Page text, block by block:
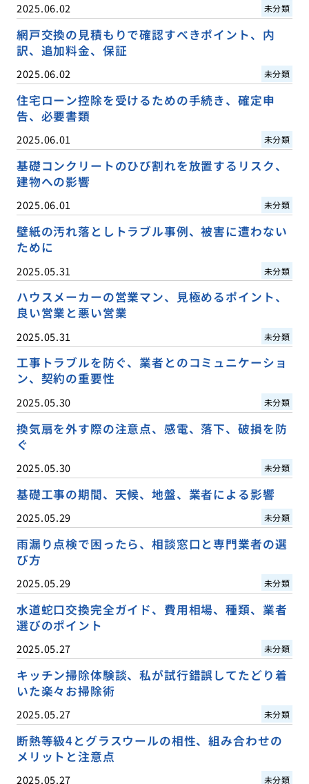
2025.06.02 未分類
網戸交換の見積もりで確認すべきポイント、内
訳、追加料金、保証
2025.06.02 未分類
住宅ローン控除を受けるための手続き、確定申
告、必要書類
2025.06.01 未分類
基礎コンクリートのひび割れを放置するリスク、
建物への影響
2025.06.01 未分類
壁紙の汚れ落としトラブル事例、被害に遭わない
ために
2025.05.31 未分類
ハウスメーカーの営業マン、見極めるポイント、
良い営業と悪い営業
2025.05.31 未分類
工事トラブルを防ぐ、業者とのコミュニケーショ
ン、契約の重要性
2025.05.30 未分類
換気扇を外す際の注意点、感電、落下、破損を防
ぐ
2025.05.30 未分類
基礎工事の期間、天候、地盤、業者による影響
2025.05.29 未分類
雨漏り点検で困ったら、相談窓口と専門業者の選
び方
2025.05.29 未分類
水道蛇口交換完全ガイド、費用相場、種類、業者
選びのポイント
2025.05.27 未分類
キッチン掃除体験談、私が試行錯誤してたどり着
いた楽々お掃除術
2025.05.27 未分類
断熱等級4とグラスウールの相性、組み合わせの
メリットと注意点
2025.05.27 未分類